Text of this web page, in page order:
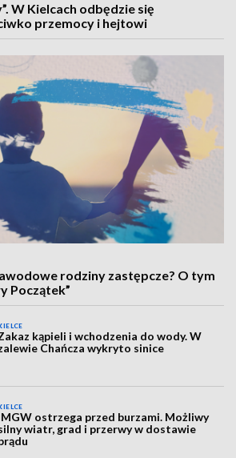
W Kielcach odbędzie się
przemocy i hejtowi
rodziny zastępcze? O tym
Początek”
kąpieli i wchodzenia do wody. W
Chańcza wykryto sinice
ostrzega przed burzami. Możliwy
wiatr, grad i przerwy w dostawie